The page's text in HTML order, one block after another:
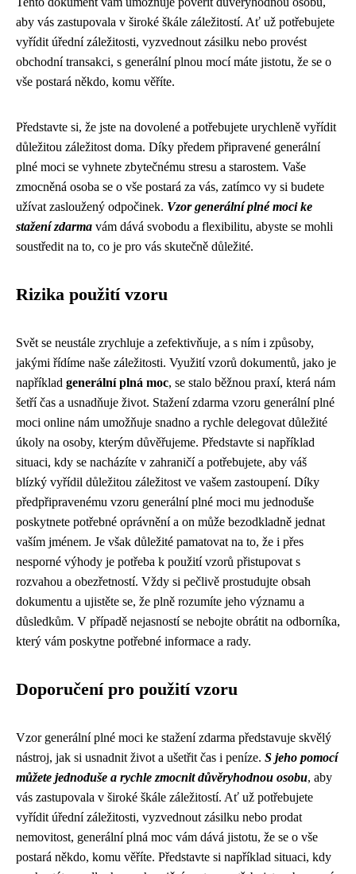
aby vás zastupovala v široké škále záležitostí. Ať už potřebujete
vyřídit úřední záležitosti, vyzvednout zásilku nebo provést
obchodní transakci, s generální plnou mocí máte jistotu, že se o
vše postará někdo, komu věříte.
Představte si, že jste na dovolené a potřebujete urychleně vyřídit
důležitou záležitost doma. Díky předem připravené generální
plné moci se vyhnete zbytečnému stresu a starostem. Vaše
zmocněná osoba se o vše postará za vás, zatímco vy si budete
užívat zasloužený odpočinek. Vzor generální plné moci ke
stažení zdarma vám dává svobodu a flexibilitu, abyste se mohli
soustředit na to, co je pro vás skutečně důležité.
Rizika použití vzoru
Svět se neustále zrychluje a zefektivňuje, a s ním i způsoby,
jakými řídíme naše záležitosti. Využití vzorů dokumentů, jako je
například generální plná moc, se stalo běžnou praxí, která nám
šetří čas a usnadňuje život. Stažení zdarma vzoru generální plné
moci online nám umožňuje snadno a rychle delegovat důležité
úkoly na osoby, kterým důvěřujeme. Představte si například
situaci, kdy se nacházíte v zahraničí a potřebujete, aby váš
blízký vyřídil důležitou záležitost ve vašem zastoupení. Díky
předpřipravenému vzoru generální plné moci mu jednoduše
poskytnete potřebné oprávnění a on může bezodkladně jednat
vaším jménem. Je však důležité pamatovat na to, že i přes
nesporné výhody je potřeba k použití vzorů přistupovat s
rozvahou a obezřetností. Vždy si pečlivě prostudujte obsah
dokumentu a ujistěte se, že plně rozumíte jeho významu a
důsledkům. V případě nejasností se nebojte obrátit na odborníka,
který vám poskytne potřebné informace a rady.
Doporučení pro použití vzoru
Vzor generální plné moci ke stažení zdarma představuje skvělý
nástroj, jak si usnadnit život a ušetřit čas i peníze. S jeho pomocí
můžete jednoduše a rychle zmocnit důvěryhodnou osobu, aby
vás zastupovala v široké škále záležitostí. Ať už potřebujete
vyřídit úřední záležitosti, vyzvednout zásilku nebo prodat
nemovitost, generální plná moc vám dává jistotu, že se o vše
postará někdo, komu věříte. Představte si například situaci, kdy